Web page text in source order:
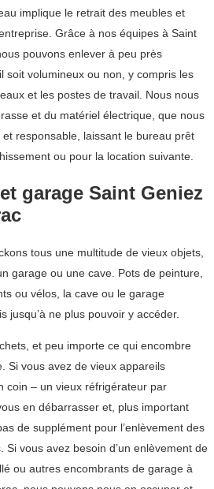
implique le retrait des meubles et
Grâce à nos équipes à Saint
pouvons enlever à peu près
soit volumineux ou non, y compris les
et les postes de travail. Nous nous
et du matériel électrique, que nous
responsable, laissant le bureau prêt
ou pour la location suivante.
garage Saint Geniez
tous une multitude de vieux objets,
garage ou une cave. Pots de peinture,
ou vélos, la cave ou le garage
jusqu’à ne plus pouvoir y accéder.
et peu importe ce qui encombre
Si vous avez de vieux appareils
coin – un vieux réfrigérateur par
en débarrasser et, plus important
de supplément pour l’enlèvement des
vous avez besoin d’un enlèvement de
ou autres encombrants de garage à